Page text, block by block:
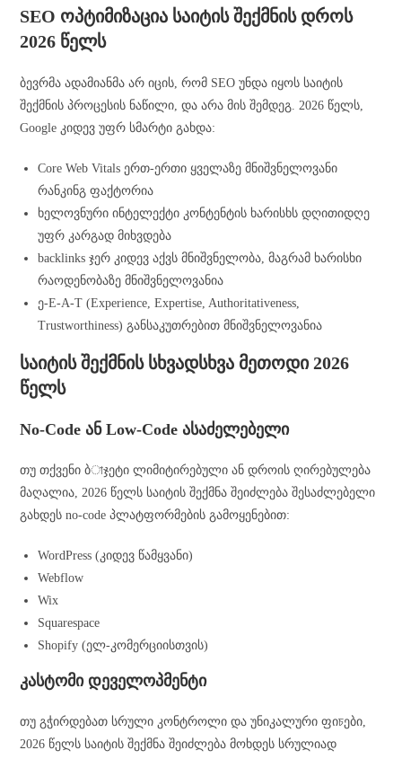
SEO ოპტიმიზაცია საიტის შექმნის დროს
2026 წელს
ბევრმა ადამიანმა არ იცის, რომ SEO უნდა იყოს საიტის
შექმნის პროცესის ნაწილი, და არა მის შემდეგ. 2026 წელს,
Google კიდევ უფრ სმარტი გახდა:
Core Web Vitals ერთ-ერთი ყველაზე მნიშვნელოვანი
რანკინგ ფაქტორია
ხელოვნური ინტელექტი კონტენტის ხარისხს დღითიდღე
უფრ კარგად მიხვდება
backlinks ჯერ კიდევ აქვს მნიშვნელობა, მაგრამ ხარისხი
რაოდენობაზე მნიშვნელოვანია
ე-E-A-T (Experience, Expertise, Authoritativeness,
Trustworthiness) განსაკუთრებით მნიშვნელოვანია
საიტის შექმნის სხვადსხვა მეთოდი 2026
წელს
No-Code ან Low-Code ასაძელებელი
თუ თქვენი ბাჯეტი ლიმიტირებული ან დროის ღირებულება
მაღალია, 2026 წელს საიტის შექმნა შეიძლება შესაძლებელი
გახდეს no-code პლატფორმების გამოყენებით:
WordPress (კიდევ წამყვანი)
Webflow
Wix
Squarespace
Shopify (ელ-კომერციისთვის)
კასტომი დეველოპმენტი
თუ გჭირდებათ სრული კონტროლი და უნიკალური ფიচები,
2026 წელს საიტის შექმნა შეიძლება მოხდეს სრულიად